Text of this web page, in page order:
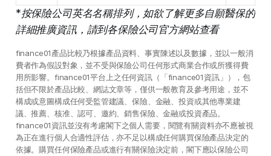
*按保險公司英名名稱排列，如欲了解更多自願醫保的
詳細推廣資訊，請到各保險公司官方網站查看
finance01產品比較乃根據產品資料、事實陳述以及數據，並以一般消
費者作為假設對象，並不受與保險公司任何形式商業合作或所獲得費
用所影響。finance01平台上之任何資訊（「finance01資訊」），包
括但不限於產品比較、網誌文章等，僅供一般教育及參考用途，並不
構成或意圖構成任何受監管建議、保險、金融、投資或其他專業建
議、推薦、核准、認可、邀約、銷售保險、金融或投資產品。
finance01資訊並沒有考慮閣下之個人需要，閱覽有關資料亦不應被視
為正在進行個人合適性評估，亦不足以構成任何購買保險產品決定的
依據。購買任何保險產品或進行有關保險決定前，閣下應以保險公司